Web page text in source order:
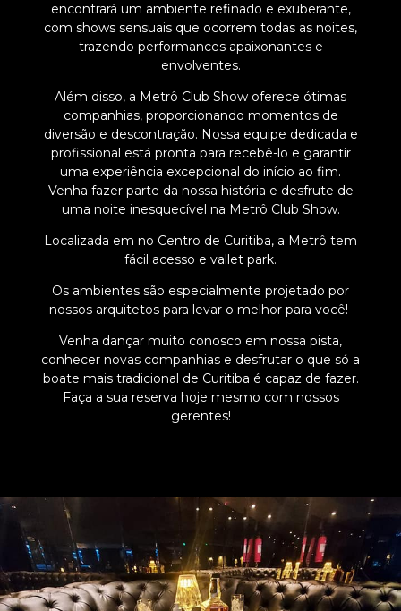
encontrará um ambiente refinado e exuberante,
com shows sensuais que ocorrem todas as noites,
trazendo performances apaixonantes e
envolventes.
Além disso, a Metrô Club Show oferece ótimas
companhias, proporcionando momentos de
diversão e descontração. Nossa equipe dedicada e
profissional está pronta para recebê-lo e garantir
uma experiência excepcional do início ao fim.
Venha fazer parte da nossa história e desfrute de
uma noite inesquecível na Metrô Club Show.
Localizada em no Centro de Curitiba, a Metrô tem
fácil acesso e vallet park.
Os ambientes são especialmente projetado por
nossos arquitetos para levar o melhor para você!
Venha dançar muito conosco em nossa pista,
conhecer novas companhias e desfrutar o que só a
boate mais tradicional de Curitiba é capaz de fazer.
Faça a sua reserva hoje mesmo com nossos
gerentes!